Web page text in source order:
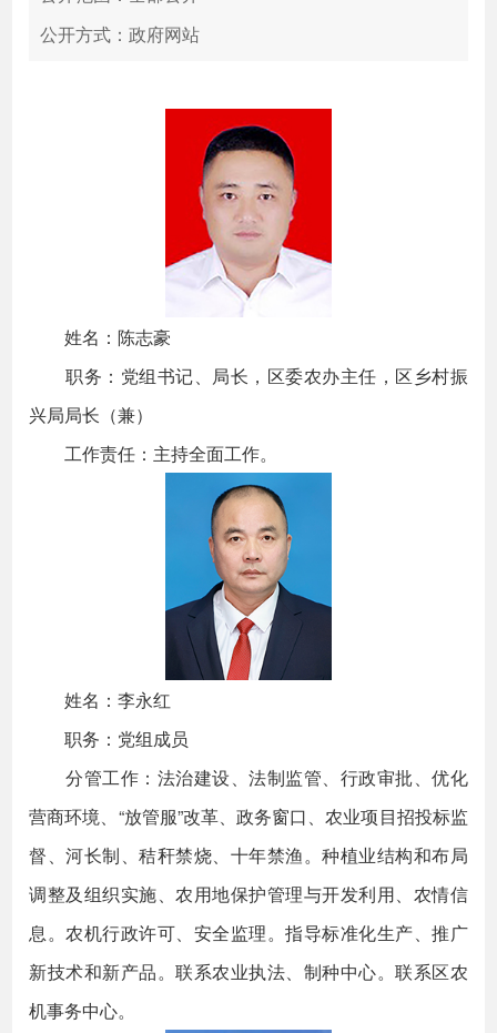
公开方式：政府网站
姓名：陈志豪
职务：党组书记、局长，区委农办主任，区乡村振
兴局局长（兼）
工作责任：主持全面工作。
姓名：李永红
职务：党组成员
分管工作：法治建设、法制监管、行政审批、优化
营商环境、“放管服”改革、政务窗口、农业项目招投标监
督、河长制、秸秆禁烧、十年禁渔。种植业结构和布局
调整及组织实施、农用地保护管理与开发利用、农情信
息。农机行政许可、安全监理。指导标准化生产、推广
新技术和新产品。联系农业执法、制种中心。联系区农
机事务中心。